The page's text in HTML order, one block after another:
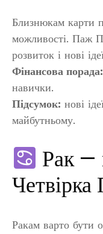
Близнюкам карти
можливості. Паж
розвиток і нові
Фінансова порада:
навички.
Підсумок: нові
майбутньому.
Рак —
Четвірка
Ракам варто бути